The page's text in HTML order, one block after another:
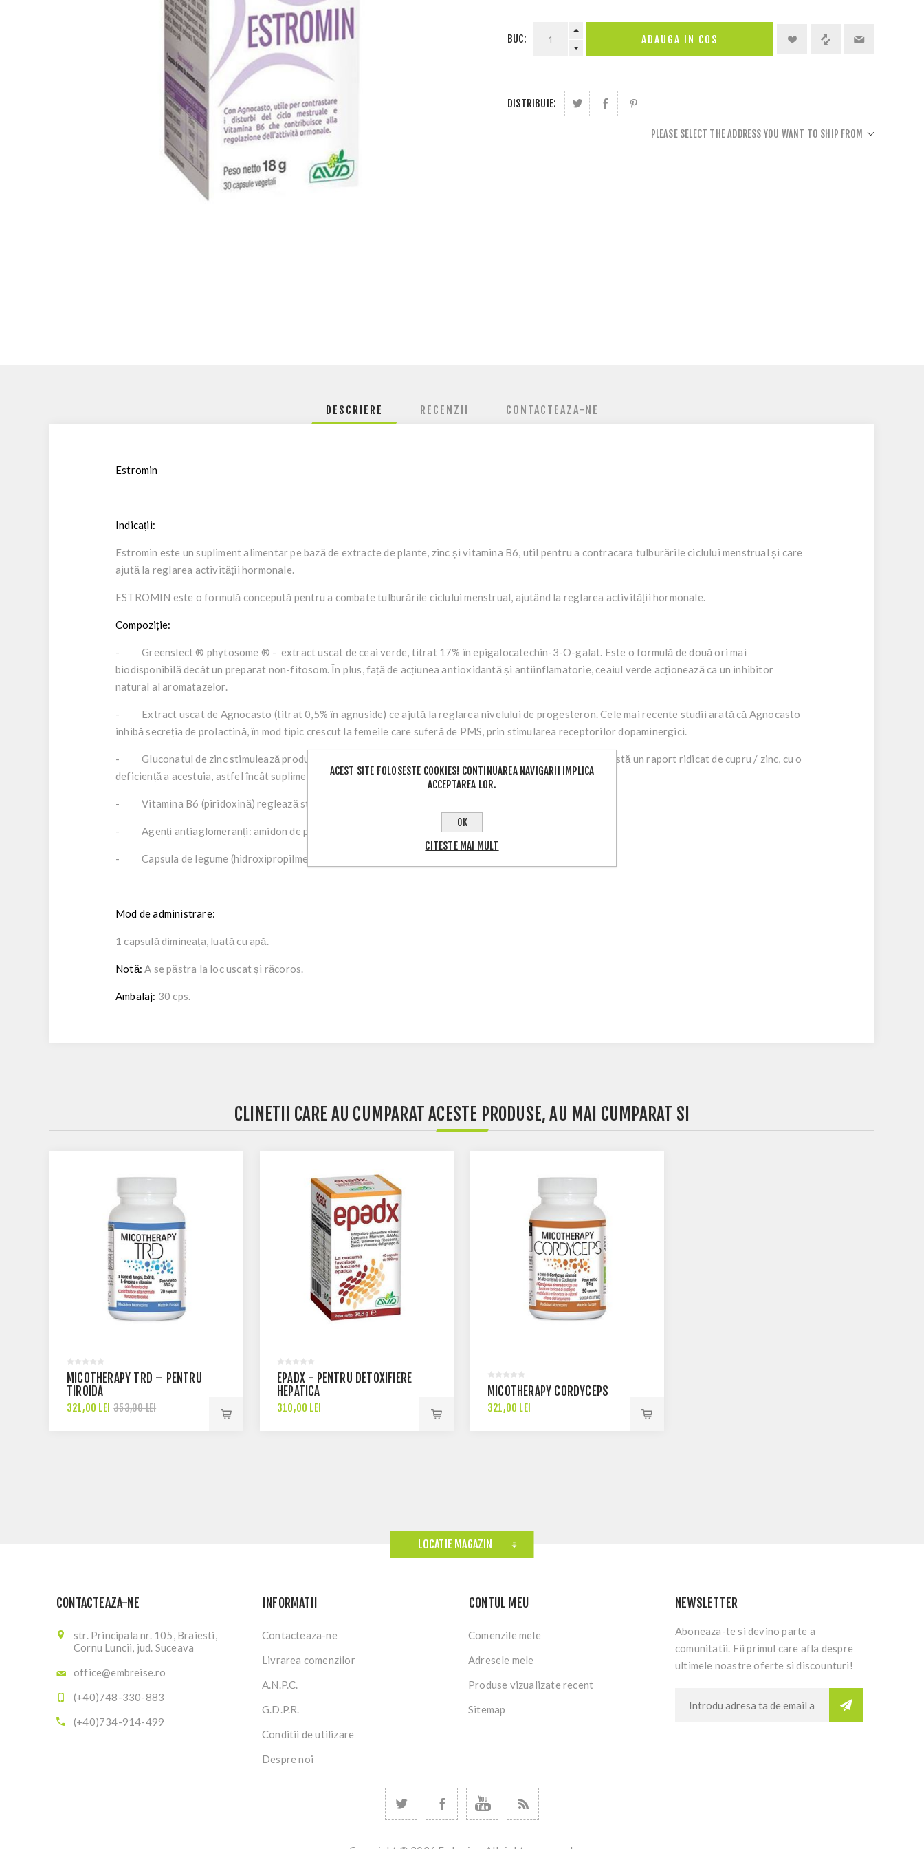
BUC:
DISTRIBUIE:
PLEASE SELECT THE ADDRESS YOU WANT TO SHIP FROM
DESCRIERE RECENZII CONTACTEAZA-NE
Estromin
Indicații:
Estromin este un supliment alimentar pe bază de extracte de plante, zinc și vitamina B6, util pentru a contracara tulburările ciclului menstrual și care
ajută la reglarea activității hormonale.
ESTROMIN este o formulă concepută pentru a combate tulburările ciclului menstrual, ajutând la reglarea activității hormonale.
Compoziție:
- Greenslect ® phytosome ® - extract uscat de ceai verde, titrat 17% în epigalocatechin-3-O-galat. Este o formulă de două ori mai
biodisponibilă decât un preparat non-fitosom. În plus, față de acțiunea antioxidantă și antiinflamatorie, ceaiul verde acționează ca un inhibitor
natural al aromatazelor.
- Extract uscat de Agnocasto (titrat 0,5% în agnuside) ce ajută la reglarea nivelului de progesteron. Cele mai recente studii arată că Agnocasto
inhibă secreția de prolactină, în mod tipic crescut la femeile care suferă de PMS, prin stimularea receptorilor dopaminergici.
- Gluconatul de zinc stimulează producerea de progesteron. La multe femei cu sindrom premenstrual există un raport ridicat de cupru / zinc, cu o
deficiență a acestuia, astfel încât suplimentele de zinc ajută la reducerea acestor simptome.
- Vitamina B6 (piridoxină) reglează starea de spirit, promovează reechilibrarea de estrogen-progestin.
- Agenți antiaglomeranți: amidon de porumb, carbonat de calciu, stearat de magneziu, dioxid de siliciu.
- Capsula de legume (hidroxipropilmetilceluloză).
Mod de administrare:
1 capsulă dimineața, luată cu apă.
Notă: A se păstra la loc uscat și răcoros.
Ambalaj: 30 cps.
CLINETII CARE AU CUMPARAT ACESTE PRODUSE, AU MAI CUMPARAT SI
MICOTHERAPY TRD – PENTRU
TIROIDA
321,00 LEI 353,00 LEI
EPADX - PENTRU DETOXIFIERE
HEPATICA
310,00 LEI
MICOTHERAPY CORDYCEPS
321,00 LEI
LOCATIE MAGAZIN
CONTACTEAZA-NE
str. Principala nr. 105, Braiesti,
Cornu Luncii, jud. Suceava
office@embreise.ro
(+40)748-330-883
(+40)734-914-499
INFORMATII
Contacteaza-ne
Livrarea comenzilor
A.N.P.C.
G.D.P.R.
Conditii de utilizare
Despre noi
CONTUL MEU
Comenzile mele
Adresele mele
Produse vizualizate recent
Sitemap
NEWSLETTER
Aboneaza-te si devino parte a
comunitatii. Fii primul care afla despre
ultimele noastre oferte si discounturi!
ACEST SITE FOLOSESTE COOKIES! CONTINUAREA NAVIGARII IMPLICA
ACCEPTAREA LOR.
OK
CITESTE MAI MULT